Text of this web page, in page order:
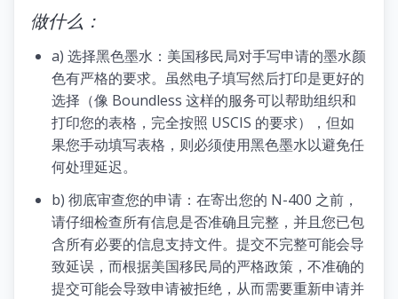
做什么：
a) 选择黑色墨水：美国移民局对手写申请的墨水颜
色有严格的要求。虽然电子填写然后打印是更好的
选择（像 Boundless 这样的服务可以帮助组织和
打印您的表格，完全按照 USCIS 的要求），但如
果您手动填写表格，则必须使用黑色墨水以避免任
何处理延迟。
b) 彻底审查您的申请：在寄出您的 N-400 之前，
请仔细检查所有信息是否准确且完整，并且您已包
含所有必要的信息支持文件。提交不完整可能会导
致延误，而根据美国移民局的严格政策，不准确的
提交可能会导致申请被拒绝，从而需要重新申请并